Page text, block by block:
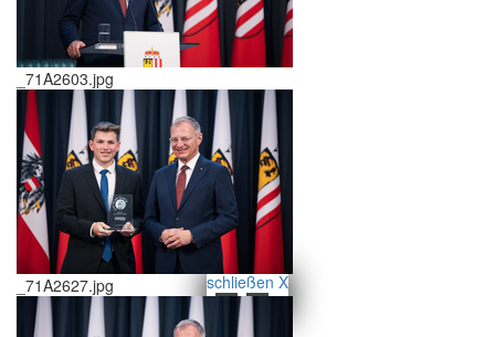
schließen X
>>
_71A2603.jpg
_71A2627.jpg